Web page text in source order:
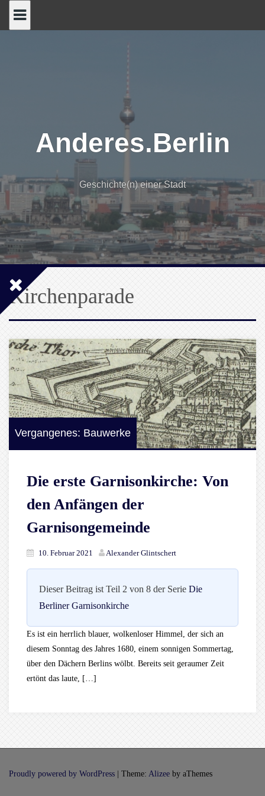
Anderes.Berlin
Geschichte(n) einer Stadt
Kirchenparade
Vergangenes: Bauwerke
Die erste Garnisonkirche: Von
den Anfängen der
Garnisongemeinde
10. Februar 2021 Alexander Glintschert
Dieser Beitrag ist Teil 2 von 8 der Serie Die
Berliner Garnisonkirche
Es ist ein herrlich blauer, wolkenloser Himmel, der sich an
diesem Sonntag des Jahres 1680, einem sonnigen Sommertag,
über den Dächern Berlins wölbt. Bereits seit geraumer Zeit
ertönt das laute, […]
Proudly powered by WordPress Theme: Alizee by aThemes